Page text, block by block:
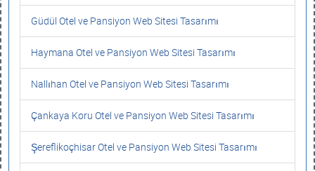
Güdül Otel ve Pansiyon Web Sitesi Tasarımı
Haymana Otel ve Pansiyon Web Sitesi Tasarımı
Nallıhan Otel ve Pansiyon Web Sitesi Tasarımı
Çankaya Koru Otel ve Pansiyon Web Sitesi Tasarımı
Şereflikoçhisar Otel ve Pansiyon Web Sitesi Tasarımı